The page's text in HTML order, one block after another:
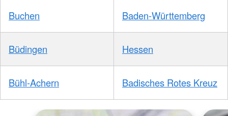
Buchen Baden-Württemberg
Büdingen Hessen
Bühl-Achern Badisches Rotes Kreuz